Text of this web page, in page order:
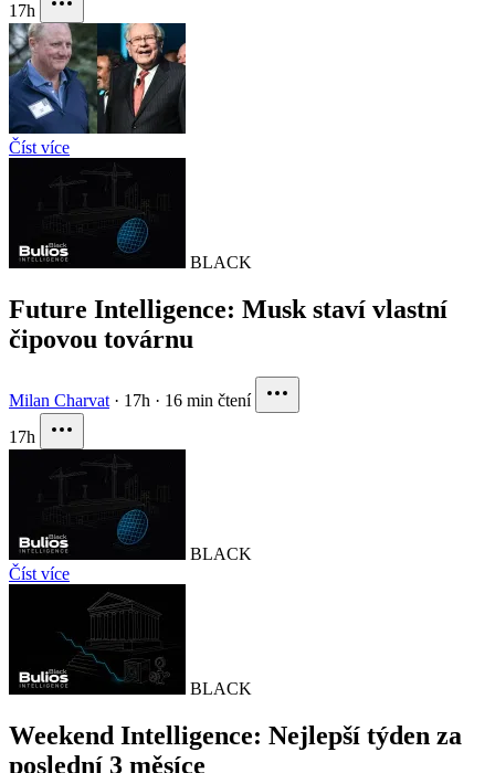
17h
Číst více
BLACK
Future Intelligence: Musk staví vlastní
čipovou továrnu
Milan Charvat · 17h · 16 min čtení
17h
BLACK
Číst více
BLACK
Weekend Intelligence: Nejlepší týden za
poslední 3 měsíce